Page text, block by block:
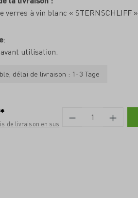
verres à vin blanc « STERNSCHLIFF »
:
utilisation.
délai de livraison : 1-3 Tage
de livraison en sus